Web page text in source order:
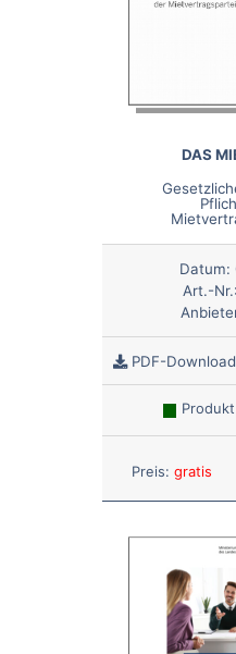
DAS
Datum:
Art.-Nr.:
PDF-Download
Preis: gratis